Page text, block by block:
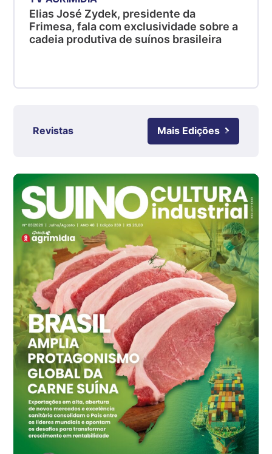
Suíno - Estadual
SC
R$ 4,48
Ovo Branco - Regional
cx
Ovo Branco - Regional
Branco
R$ 145,34
cx
Ovo Vermelho - Regional
Grande São Paulo (SP)
R$ 155,59
cx
Ovo Vermelho - Regional
Vermelho
R$ 159,31
cx
Ovo Branco - Regional
Bastos (SP)
R$ 134,42
cx
Ovo Vermelho - Regional
Elias José Zydek, presidente da
Frimesa, fala com exclusividade sobre a
cadeia produtiva de suínos brasileira
Revistas Mais Edições